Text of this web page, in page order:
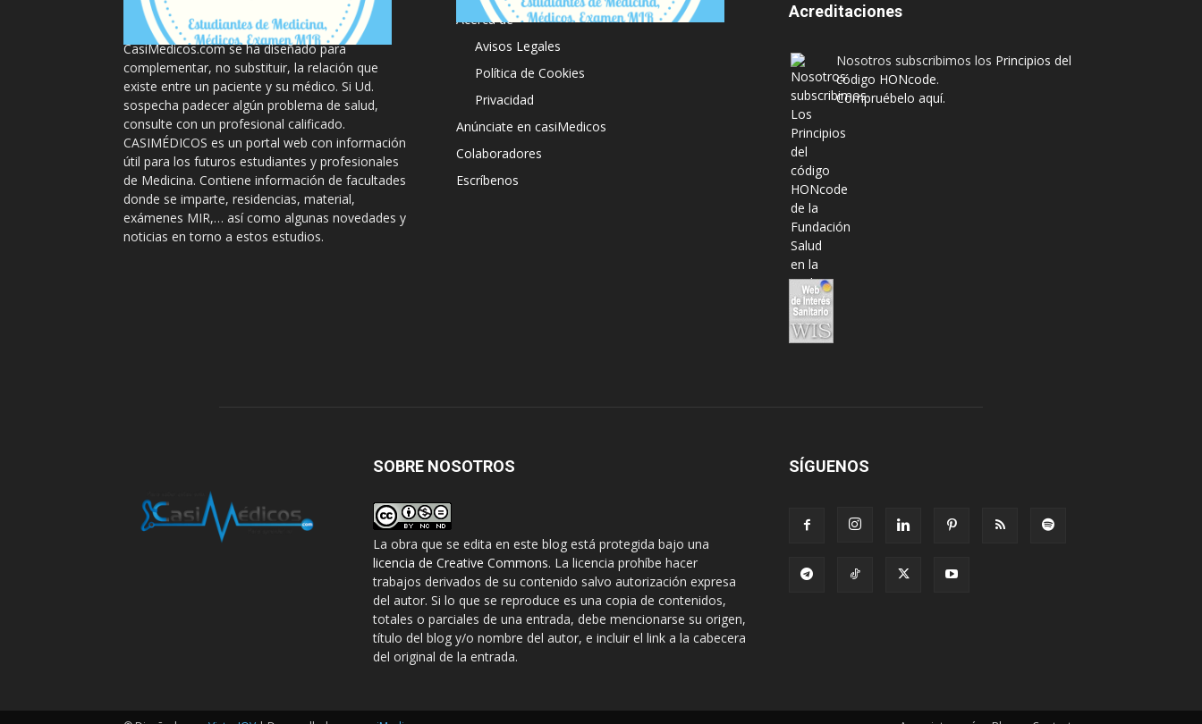
La información proporcionada en
CasiMedicos.com se ha diseñado para
complementar, no substituir, la relación que
existe entre un paciente y su médico. Si Ud.
sospecha padecer algún problema de salud,
consulte con un profesional calificado.
CASIMÉDICOS es un portal web con información
útil para los futuros estudiantes y profesionales
de Medicina. Contiene información de facultades
donde se imparte, residencias, material,
exámenes MIR,… así como algunas novedades y
noticias en torno a estos estudios.
Acerca de
Avisos Legales
Política de Cookies
Privacidad
Anúnciate en casiMedicos
Colaboradores
Escríbenos
Acreditaciones
Nosotros subscribimos los Principios del
código HONcode.
Compruébelo aquí.
SOBRE NOSOTROS
La obra que se edita en este blog está protegida bajo una
licencia de Creative Commons. La licencia prohíbe hacer
trabajos derivados de su contenido salvo autorización expresa
del autor. Si lo que se reproduce es una copia de contenidos,
totales o parciales de una entrada, debe mencionarse su origen,
título del blog y/o nombre del autor, e incluir el link a la cabecera
del original de la entrada.
SÍGUENOS